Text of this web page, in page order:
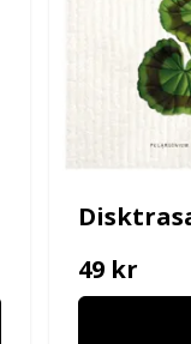
49 kr